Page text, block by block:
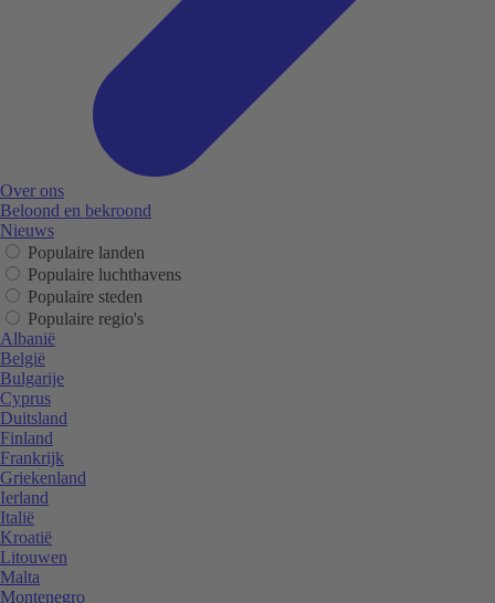
Over ons
Beloond en bekroond
Nieuws
Populaire landen
Populaire luchthavens
Populaire steden
Populaire regio's
Albanië
België
Bulgarije
Cyprus
Duitsland
Finland
Frankrijk
Griekenland
Ierland
Italië
Kroatië
Litouwen
Malta
Montenegro